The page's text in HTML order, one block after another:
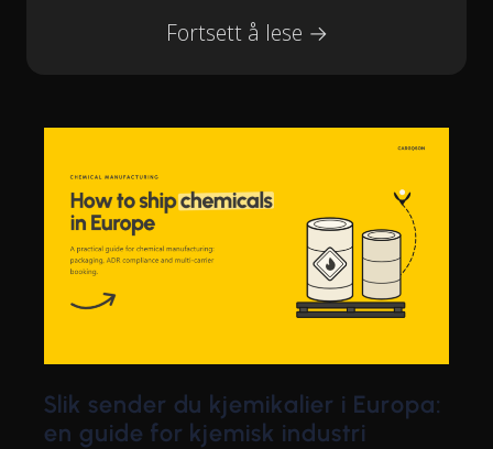
Fortsett å lese →
Slik sender du kjemikalier i Europa:
en guide for kjemisk industri